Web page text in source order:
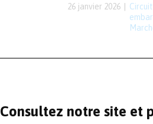
Consultez notre site et
26 janvier 2026